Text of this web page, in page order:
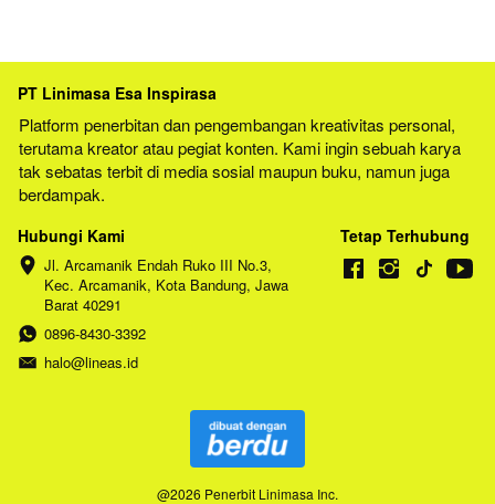
PT Linimasa Esa Inspirasa
Platform penerbitan dan pengembangan kreativitas personal,
terutama kreator atau pegiat konten. Kami ingin sebuah karya
tak sebatas terbit di media sosial maupun buku, namun juga
berdampak.
Hubungi Kami
Jl. Arcamanik Endah Ruko III No.3,
Kec. Arcamanik, Kota Bandung, Jawa
Barat 40291
0896-8430-3392
halo@lineas.id
Tetap Terhubung
@2026 Penerbit Linimasa Inc.